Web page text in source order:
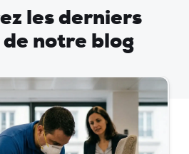
les derniers
notre blog